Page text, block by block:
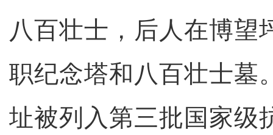
八百壮士，后人在博望
职纪念塔和八百壮士墓
址被列入第三批国家级